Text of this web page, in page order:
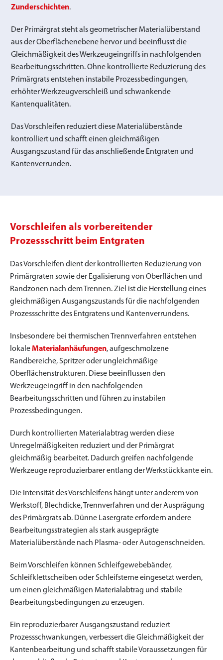
Zunderschichten.
Der Primärgrat steht als geometrischer Materialüberstand
aus der Oberflächenebene hervor und beeinflusst die
Gleichmäßigkeit des Werkzeugeingriffs in nachfolgenden
Bearbeitungsschritten. Ohne kontrollierte Reduzierung des
Primärgrats entstehen instabile Prozessbedingungen,
erhöhter Werkzeugverschleiß und schwankende
Kantenqualitäten.
Das Vorschleifen reduziert diese Materialüberstände
kontrolliert und schafft einen gleichmäßigen
Ausgangszustand für das anschließende Entgraten und
Kantenverrunden.
Vorschleifen als vorbereitender
Prozessschritt beim Entgraten
Das Vorschleifen dient der kontrollierten Reduzierung von
Primärgraten sowie der Egalisierung von Oberflächen und
Randzonen nach dem Trennen. Ziel ist die Herstellung eines
gleichmäßigen Ausgangszustands für die nachfolgenden
Prozessschritte des Entgratens und Kantenverrundens.
Insbesondere bei thermischen Trennverfahren entstehen
lokaleMaterialanhäufungen, aufgeschmolzene
Randbereiche, Spritzer oder ungleichmäßige
Oberflächenstrukturen. Diese beeinflussen den
Werkzeugeingriff in den nachfolgenden
Bearbeitungsschritten und führen zu instabilen
Prozessbedingungen.
Durch kontrollierten Materialabtrag werden diese
Unregelmäßigkeiten reduziert und der Primärgrat
gleichmäßig bearbeitet. Dadurch greifen nachfolgende
Werkzeuge reproduzierbarer entlang der Werkstückkante ein.
Die Intensität des Vorschleifens hängt unter anderem von
Werkstoff, Blechdicke, Trennverfahren und der Ausprägung
des Primärgrats ab. Dünne Lasergrate erfordern andere
Bearbeitungsstrategien als stark ausgeprägte
Materialüberstände nach Plasma- oder Autogenschneiden.
Beim Vorschleifen können Schleifgewebebänder,
Schleifklettscheiben oder Schleifsterne eingesetzt werden,
um einen gleichmäßigen Materialabtrag und stabile
Bearbeitungsbedingungen zu erzeugen.
Ein reproduzierbarer Ausgangszustand reduziert
Prozessschwankungen, verbessert die Gleichmäßigkeit der
Kantenbearbeitung und schafft stabile Voraussetzungen für